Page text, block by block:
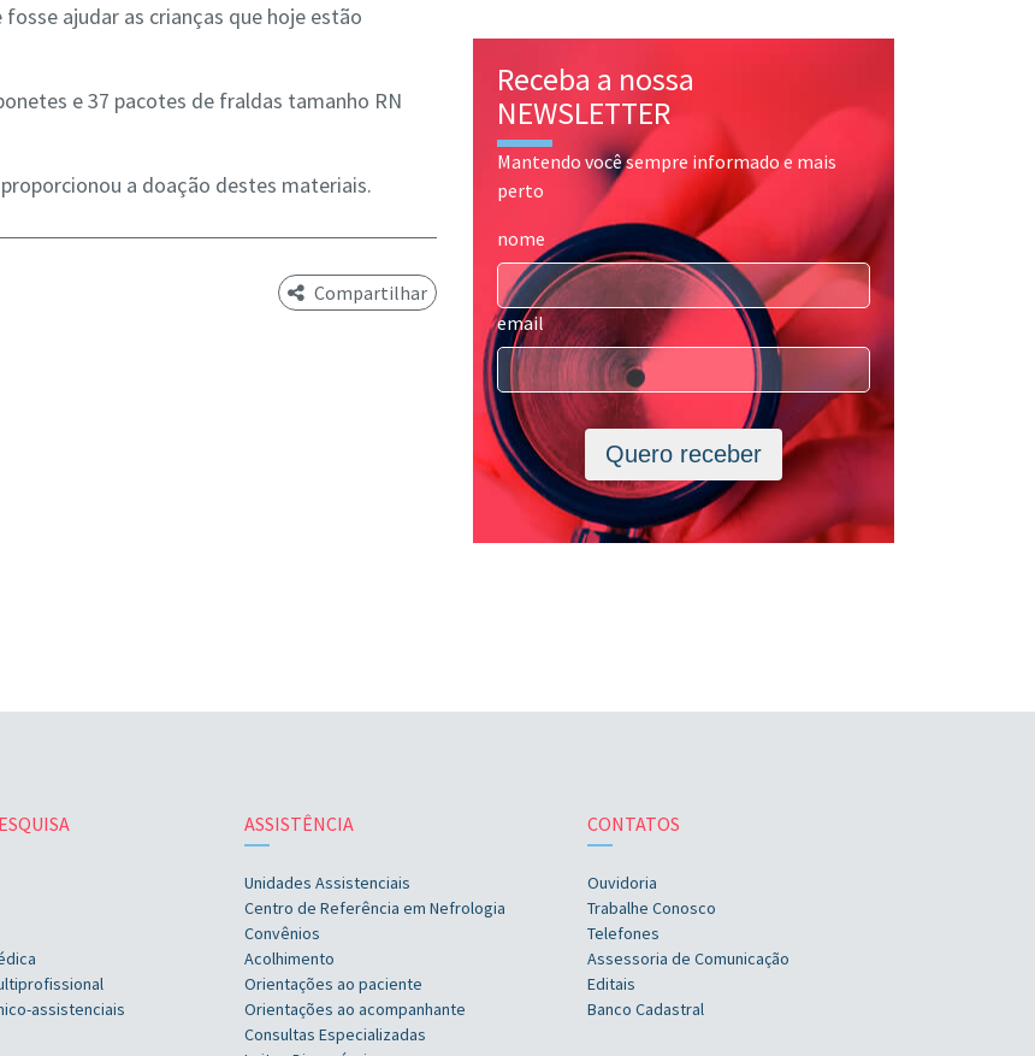
ajudar as crianças que hoje estão
e 37 pacotes de fraldas tamanho RN
a doação destes materiais.
Compartilhar
Receba a nossa
NEWSLETTER
Mantendo você sempre informado e mais
perto
nome
email
Quero receber
assistenciais
ASSISTÊNCIA
Unidades Assistenciais
Centro de Referência em Nefrologia
Convênios
Acolhimento
Orientações ao paciente
Orientações ao acompanhante
Consultas Especializadas
CONTATOS
Ouvidoria
Trabalhe Conosco
Telefones
Assessoria de Comunicação
Editais
Banco Cadastral